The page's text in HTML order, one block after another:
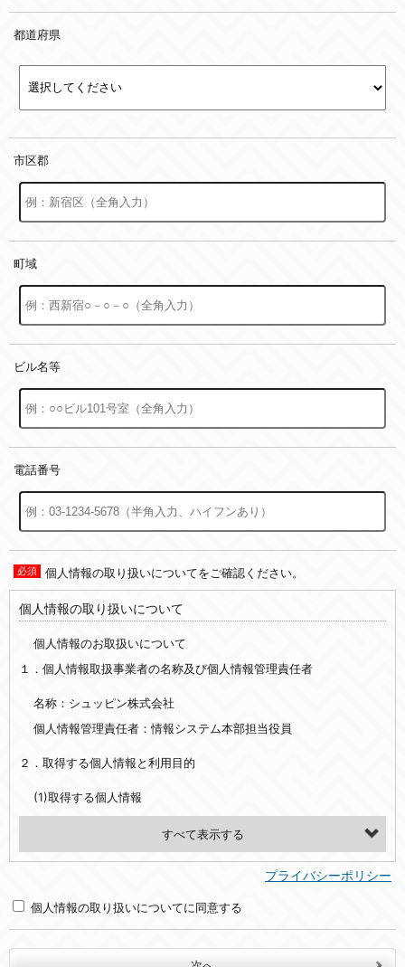
都道府県
市区郡
町域
ビル名等
電話番号
個人情報の取り扱いについてをご確認ください。
個人情報の取り扱いについて
個人情報のお取扱いについて
１．個人情報取扱事業者の名称及び個人情報管理責任者
名称：シュッピン株式会社
個人情報管理責任者：情報システム本部担当役員
２．取得する個人情報と利用目的
(1)取得する個人情報
(2)利用目的
・お問合せへの対応のため
プライバシーポリシー
個人情報の取り扱いについてに同意する